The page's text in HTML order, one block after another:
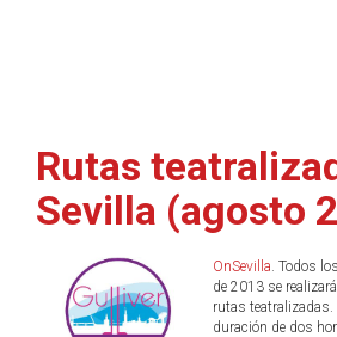
Rutas
Sevilla (agosto
OnSevilla. Todos
de 2013 se
rutas teatralizadas.
duración de dos